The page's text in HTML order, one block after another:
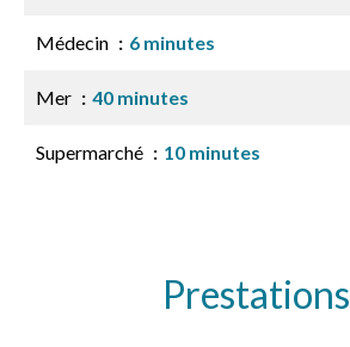
Médecin 6 minutes
Mer 40 minutes
Supermarché 10 minutes
Prestations